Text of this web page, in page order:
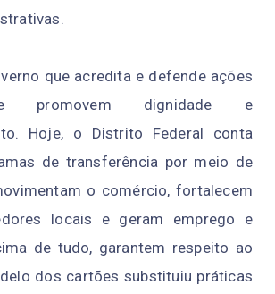
que acredita e defende ações
promovem dignidade e
Hoje, o Distrito Federal conta
de transferência por meio de
o comércio, fortalecem
locais e geram emprego e
de tudo, garantem respeito ao
dos cartões substituiu práticas